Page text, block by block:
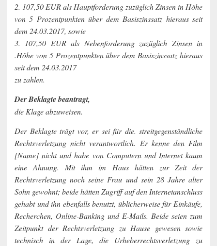
2. 107,50 EUR als Hauptforderung zuzüglich Zinsen in Höhe
von 5 Prozentpunkten über dem Basiszinssatz hieraus seit
dem 24.03.2017, sowie
3. 107,50 EUR als Nebenforderung zuzüglich Zinsen in
.Höhe von 5 Prozentpunkten über dem Basiszinssatz hieraus
seit dem 24.03.2017
zu zahlen.
Der Beklagte beantragt,
die Klage abzuweisen.
Der Beklagte trägt vor, er sei für die. streitgegenständliche
Rechtsverletzung nicht verantwortlich. Er kenne den Film
[Name] nicht und habe von Computern und Internet kaum
eine Ahnung. Mit ihm im Haus hätten zur Zeit der
Rechtsverletzung noch seine Frau und sein 28 Jahre alter
Sohn gewohnt; beide hätten Zugriff auf den Internetanschluss
gehabt und ihn ebenfalls benutzt, üblicherweise für Einkäufe,
Recherchen, Online-Banking und E-Mails. Beide seien zum
Zeitpunkt der Rechtsverletzung zu Hause gewesen sowie
technisch in der Lage, die Urheberrechtsverletzung zu